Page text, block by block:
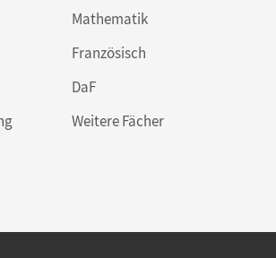
Mathematik
Französisch
DaF
Weitere Fächer